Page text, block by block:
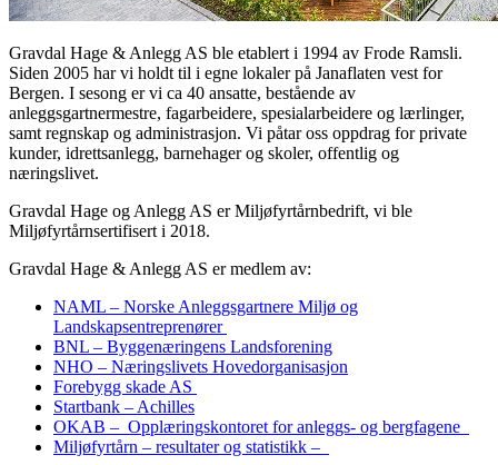
Gravdal Hage & Anlegg AS ble etablert i 1994 av Frode Ramsli.
Siden 2005 har vi holdt til i egne lokaler på Janaflaten vest for
Bergen. I sesong er vi ca 40 ansatte, bestående av
anleggsgartnermestre, fagarbeidere, spesialarbeidere og lærlinger,
samt regnskap og administrasjon. Vi påtar oss oppdrag for private
kunder, idrettsanlegg, barnehager og skoler, offentlig og
næringslivet.
Gravdal Hage og Anlegg AS er Miljøfyrtårnbedrift, vi ble
Miljøfyrtårnsertifisert i 2018.
Gravdal Hage & Anlegg AS er medlem av:
NAML – Norske Anleggsgartnere Miljø og
Landskapsentreprenører
BNL – Byggenæringens Landsforening
NHO – Næringslivets Hovedorganisasjon
Forebygg skade AS
Startbank – Achilles
OKAB – Opplæringskontoret for anleggs- og bergfagene
Miljøfyrtårn – resultater og statistikk –